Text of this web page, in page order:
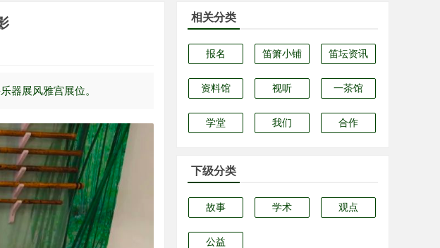
器展风雅宫展位。
相关分类
报名 笛箫小铺 笛坛资讯
资料馆 视听 一茶馆
学堂 我们 合作
下级分类
故事 学术 观点
公益